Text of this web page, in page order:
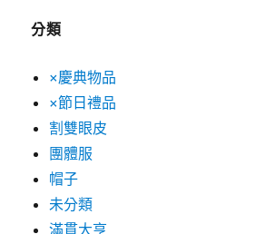
分類
×慶典物品
×節日禮品
割雙眼皮
團體服
帽子
未分類
滿貫大亨